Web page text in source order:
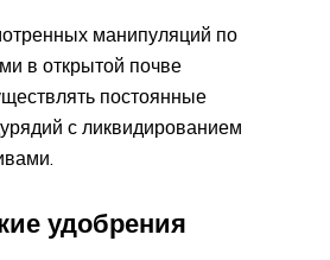
манипуляций по
в открытой почве
постоянные
с ликвидированием
удобрения